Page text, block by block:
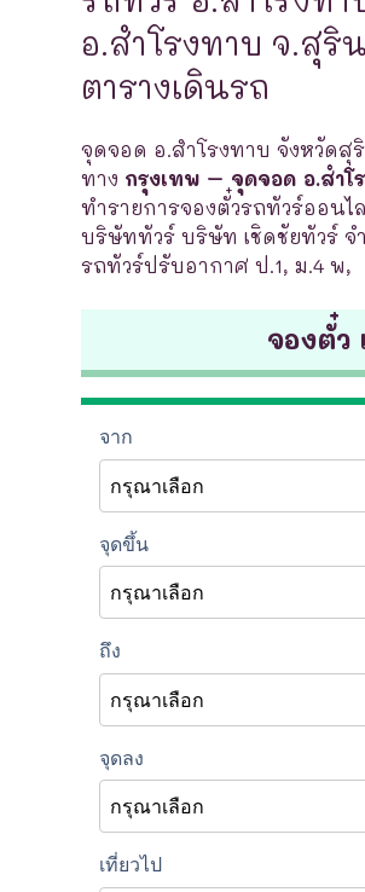
อ.สำโรงทาบ จ.สุริ
ตารางเดินรถ
จุดจอด อ.สำโรงทาบ จังหวัดสุ
ทาง กรุงเทพ – จุดจอด อ.สำโ
ทำรายการจองตั๋วรถทัวร์ออน
บริษัททัวร์ บริษัท เชิดชัยทัวร์ จ
รถทัวร์ปรับอากาศ ป.1, ม.4 พ,
จองตั๋ว